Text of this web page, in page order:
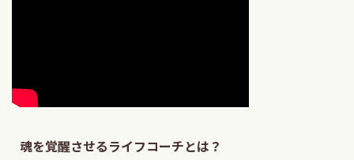
魂を覚醒させるライフコーチとは？